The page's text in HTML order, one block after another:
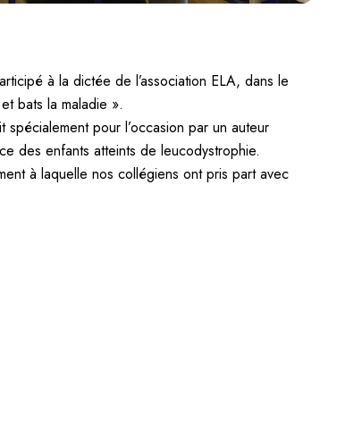
à la dictée de l’association ELA, dans le
bats la maladie ».
pour l’occasion par un auteur
des enfants atteints de leucodystrophie.
à laquelle nos collégiens ont pris part avec